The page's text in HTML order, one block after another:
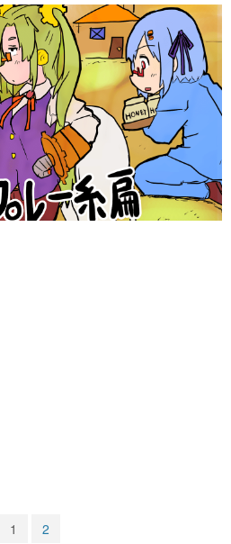
響を受けた作家さんに取材し、ゲームが
産業やカルチャーに与えた影響を探る企
ゲーム産業史
ゲーム史における主要なトピック・タイト
か、開発者へのインタビューや識者による
年の歴史が一望できる決定版！
〜ゲームクリエイターの青春〜
ンと箸』等で知られるマンガ家・田中圭
ム業界レポートマンガです。
は面白い？
1 2